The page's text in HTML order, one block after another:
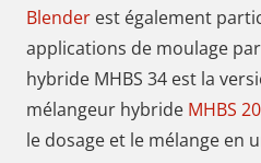
Blender est également
applications de moulage
hybride MHBS 34 est la
mélangeur hybride MHBS
le dosage et le mélange en